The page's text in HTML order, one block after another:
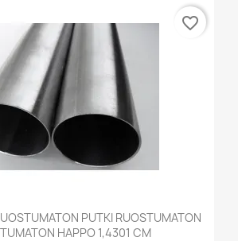
PUTKI RUOSTUMATON
HAPPO 1,4301 CM
favorite_border